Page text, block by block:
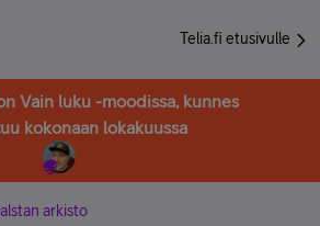
Telia.fi etusivulle
Vain luku -moodissa, kunnes
kokonaan lokakuussa
arkisto